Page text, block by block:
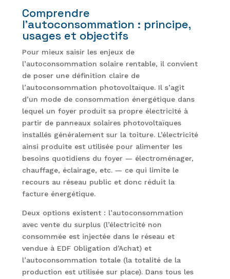
Comprendre
l’autoconsommation : principe,
usages et objectifs
Pour mieux saisir les enjeux de
l’autoconsommation solaire rentable, il convient
de poser une définition claire de
l’autoconsommation photovoltaïque. Il s’agit
d’un mode de consommation énergétique dans
lequel un foyer produit sa propre électricité à
partir de panneaux solaires photovoltaïques
installés généralement sur la toiture. L’électricité
ainsi produite est utilisée pour alimenter les
besoins quotidiens du foyer — électroménager,
chauffage, éclairage, etc. — ce qui limite le
recours au réseau public et donc réduit la
facture énergétique.
Deux options existent : l’autoconsommation
avec vente du surplus (l’électricité non
consommée est injectée dans le réseau et
vendue à EDF Obligation d’Achat) et
l’autoconsommation totale (la totalité de la
production est utilisée sur place). Dans tous les